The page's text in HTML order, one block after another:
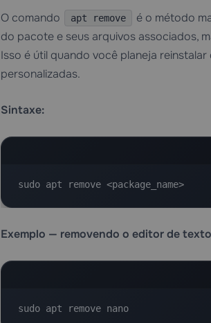
O comando apt remove
é o método
do pacote e seus arquivos associados,
Isso é útil quando você planeja
personalizadas.
Sintaxe:
sudo apt remove <package_name>
Exemplo — removendo o editor de
sudo apt remove nano